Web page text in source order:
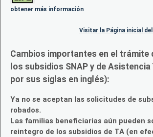
obtener más información
Visitar la Página inicial
Cambios importantes en el trámite
los subsidios SNAP y de
por sus siglas en inglés):
Ya no se aceptan las solicitudes de
robados.
Las familias beneficiarias aún pueden
reintegro de los subsidios de TA (en